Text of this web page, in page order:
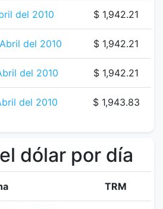
del 2010 $ 1,942.21
del 2010 $ 1,942.21
del 2010 $ 1,942.21
del 2010 $ 1,943.83
dólar por día
TRM